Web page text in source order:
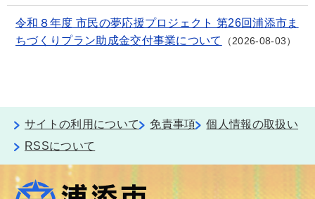
令和８年度 市民の夢応援プロジェクト 第26回浦添市ま
ちづくりプラン助成金交付事業について
2026-08-03
サイトの利用について 免責事項
個人情報の取扱い
RSSについて